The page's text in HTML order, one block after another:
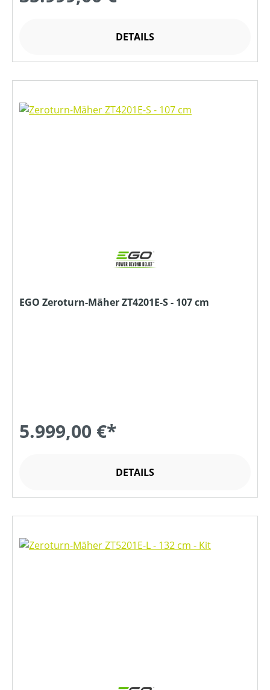
DETAILS
EGO Zeroturn-Mäher ZT4201E-S - 107 cm
5.999,00 €*
DETAILS